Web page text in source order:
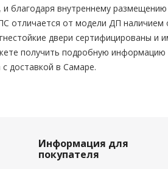
благодаря внутреннему
отличается от модели ДП наличием
двери сертифицированы
получить подробную
доставкой в Самаре.
Информация для
покупателя